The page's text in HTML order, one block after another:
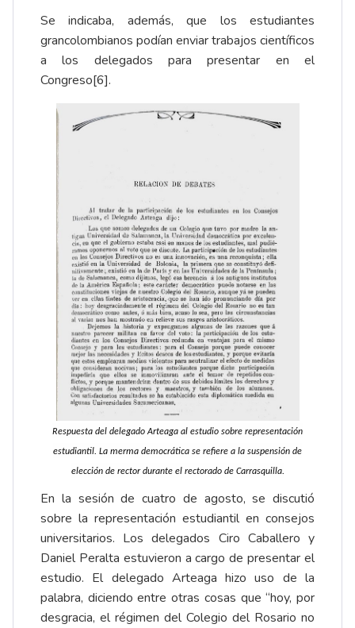
Se indicaba, además, que los estudiantes
grancolombianos podían enviar trabajos científicos
a los delegados para presentar en el
Congreso[6].
Respuesta del delegado Arteaga al estudio sobre representación
estudiantil. La merma democrática se refiere a la suspensión de
elección de rector durante el rectorado de Carrasquilla.
En la sesión de cuatro de agosto, se discutió
sobre la representación estudiantil en consejos
universitarios. Los delegados Ciro Caballero y
Daniel Peralta estuvieron a cargo de presentar el
estudio. El delegado Arteaga hizo uso de la
palabra, diciendo entre otras cosas que “hoy, por
desgracia, el régimen del Colegio del Rosario no